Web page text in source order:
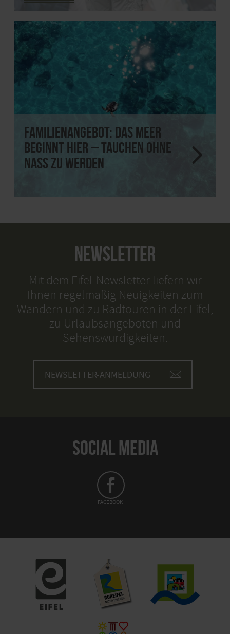
Familienangebot: Das Meer
beginnt hier – tauchen ohne
nass zu werden
NEWSLETTER
Mit dem Eifel-Newsletter liefern wir
Ihnen regelmäßig Neuigkeiten zum
Wandern und zu Radtouren in der Eifel,
zu Urlaubsangeboten und
Sehenswürdigkeiten.
NEWSLETTER-ANMELDUNG
SOCIAL MEDIA
FACEBOOK